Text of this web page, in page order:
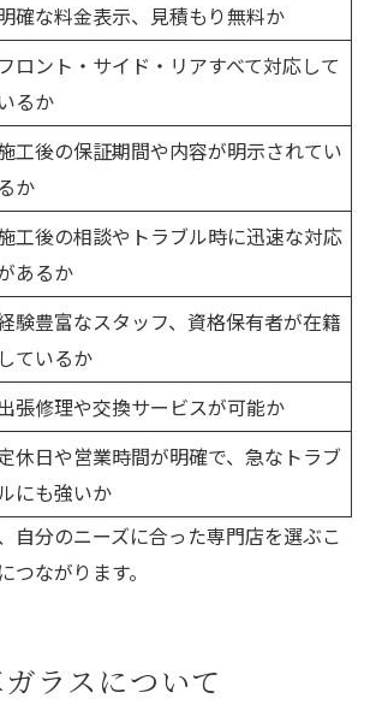
確な料金表示、見積もり無料か
フロント・サイド・リアすべて対応して
いるか
工後の保証期間や内容が明示されてい
るか
工後の相談やトラブル時に迅速な対応
あるか
験豊富なスタッフ、資格保有者が在籍
しているか
張修理や交換サービスが可能か
休日や営業時間が明確で、急なトラブ
にも強いか
自分のニーズに合った専門店を選ぶこ
つながります。
ラスについて